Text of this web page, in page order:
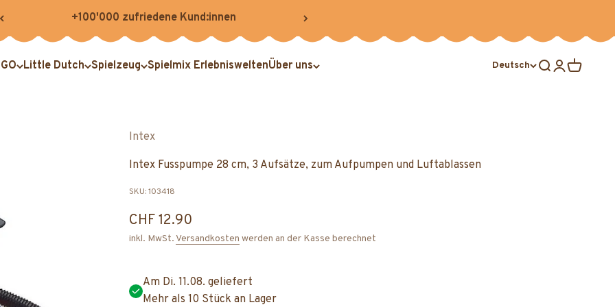
+100'000 zufriedene Kund:innen
Little Dutch Spielzeug Spielmix ErlebnisweltenÜber uns Deutsch Suche öffnen
Intex
Intex Fusspumpe 28 cm, 3 Aufsätze, zum Aufpumpen und Luftablassen
SKU: 103418
Angebot
CHF 12.90
inkl. MwSt. Versandkosten werden an der Kasse berechnet